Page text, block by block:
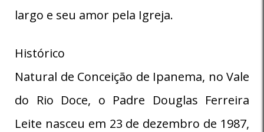
largo e seu amor pela Igreja.
Histórico
Natural de Conceição de Ipanema, no Vale
do Rio Doce, o Padre Douglas Ferreira
Leite nasceu em 23 de dezembro de 1987,